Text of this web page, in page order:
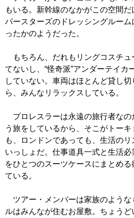
もいる。新幹線のなかがこの空間だ
パースターズのドレッシングルーム
ったかのようだった。
もちろん、だれもリングコスチュ
てないし、“怪奇派”アンダーテイカ
していない。車両はほとんど貸し
ら、みんなリラックスしている。
プロレスラーは永遠の旅行者なの
う旅をしているから、そこがトーキ
も、ロンドンであっても、生活のリ
いっしょだ。仕事道具一式と生活必
をひとつのスーツケースにまとめる
ている。
ツアー・メンバーは家族のような
ルはみんなが住むお屋敷。ちょう